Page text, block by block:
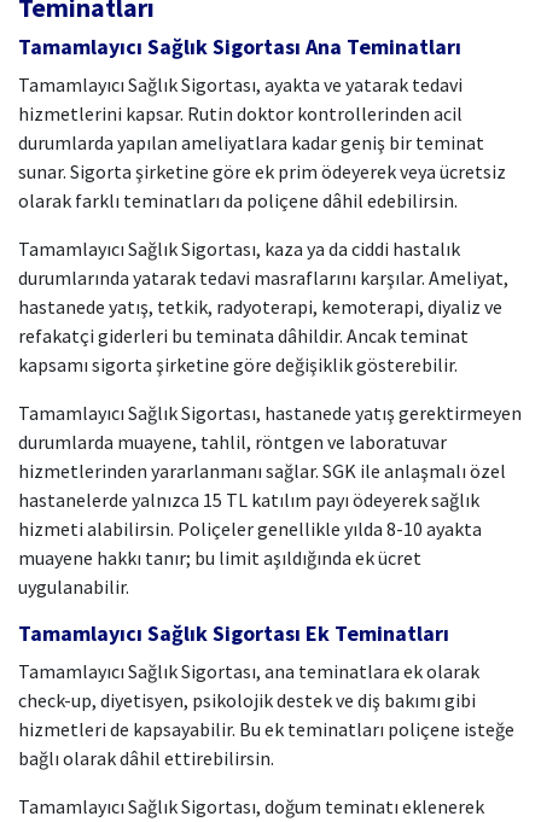
Teminatları
Tamamlayıcı Sağlık Sigortası Ana Teminatları
Tamamlayıcı Sağlık Sigortası, ayakta ve yatarak tedavi
hizmetlerini kapsar. Rutin doktor kontrollerinden acil
durumlarda yapılan ameliyatlara kadar geniş bir teminat
sunar. Sigorta şirketine göre ek prim ödeyerek veya ücretsiz
olarak farklı teminatları da poliçene dâhil edebilirsin.
Tamamlayıcı Sağlık Sigortası, kaza ya da ciddi hastalık
durumlarında yatarak tedavi masraflarını karşılar. Ameliyat,
hastanede yatış, tetkik, radyoterapi, kemoterapi, diyaliz ve
refakatçi giderleri bu teminata dâhildir. Ancak teminat
kapsamı sigorta şirketine göre değişiklik gösterebilir.
Tamamlayıcı Sağlık Sigortası, hastanede yatış gerektirmeyen
durumlarda muayene, tahlil, röntgen ve laboratuvar
hizmetlerinden yararlanmanı sağlar. SGK ile anlaşmalı özel
hastanelerde yalnızca 15 TL katılım payı ödeyerek sağlık
hizmeti alabilirsin. Poliçeler genellikle yılda 8-10 ayakta
muayene hakkı tanır; bu limit aşıldığında ek ücret
uygulanabilir.
Tamamlayıcı Sağlık Sigortası Ek Teminatları
Tamamlayıcı Sağlık Sigortası, ana teminatlara ek olarak
check-up, diyetisyen, psikolojik destek ve diş bakımı gibi
hizmetleri de kapsayabilir. Bu ek teminatları poliçene isteğe
bağlı olarak dâhil ettirebilirsin.
Tamamlayıcı Sağlık Sigortası, doğum teminatı eklenerek